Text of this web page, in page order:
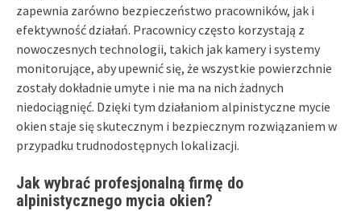
zapewnia zarówno bezpieczeństwo pracowników, jak i
efektywność działań. Pracownicy często korzystają z
nowoczesnych technologii, takich jak kamery i systemy
monitorujące, aby upewnić się, że wszystkie powierzchnie
zostały dokładnie umyte i nie ma na nich żadnych
niedociągnięć. Dzięki tym działaniom alpinistyczne mycie
okien staje się skutecznym i bezpiecznym rozwiązaniem w
przypadku trudnodostępnych lokalizacji.
Jak wybrać profesjonalną firmę do
alpinistycznego mycia okien?